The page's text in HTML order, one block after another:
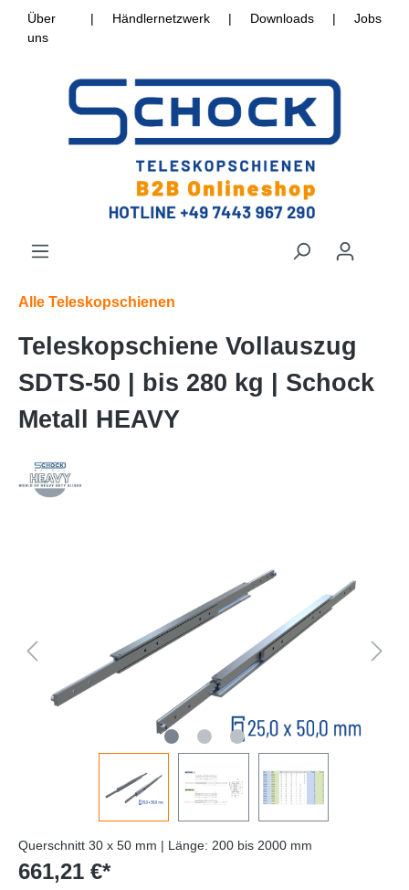
Über
uns
| Händlernetzwerk | Downloads | Jobs
Alle Teleskopschienen
Teleskopschiene Vollauszug
SDTS-50 | bis 280 kg | Schock
Metall HEAVY
Querschnitt 30 x 50 mm | Länge: 200 bis 2000 mm
661,21 €*